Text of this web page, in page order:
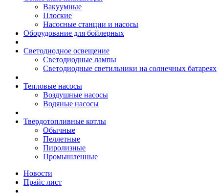
Вакуумные
Плоские
Насосные станции и насосы
Оборудование для бойлерных
Светодиодное освещение
Светодиодные лампы
Светодиодные светильники на солнечных батареях
Тепловые насосы
Воздушные насосы
Водяные насосы
Твердотопливные котлы
Обычные
Пеллетные
Пиролизные
Промышленные
Новости
Прайс лист